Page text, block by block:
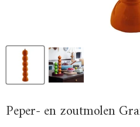
Peper- en zoutmolen